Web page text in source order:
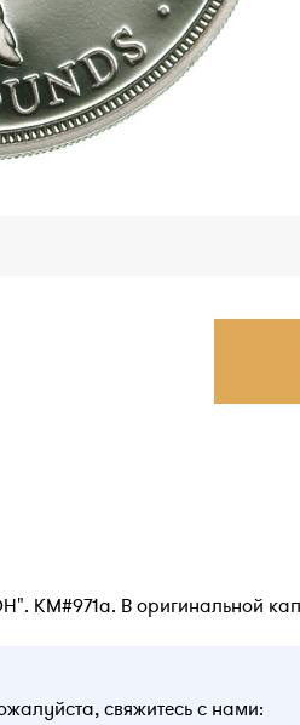
КМ#971а. В оригинальной
свяжитесь с нами: